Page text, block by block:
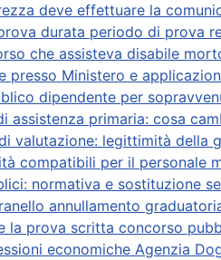
deve effettuare la
durata periodo di prova
che assisteva disabile
presso Ministero e
dipendente per
primaria: cosa
valutazione: legittimità
compatibili per il personale
normativa e sostituzione
annullamento
la prova scritta concorso
economiche Agenzia